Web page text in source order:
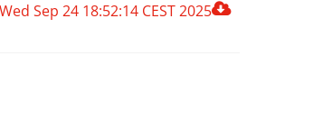
Wed Sep 24 18:52:14 CEST 2025